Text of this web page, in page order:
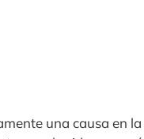
una causa en